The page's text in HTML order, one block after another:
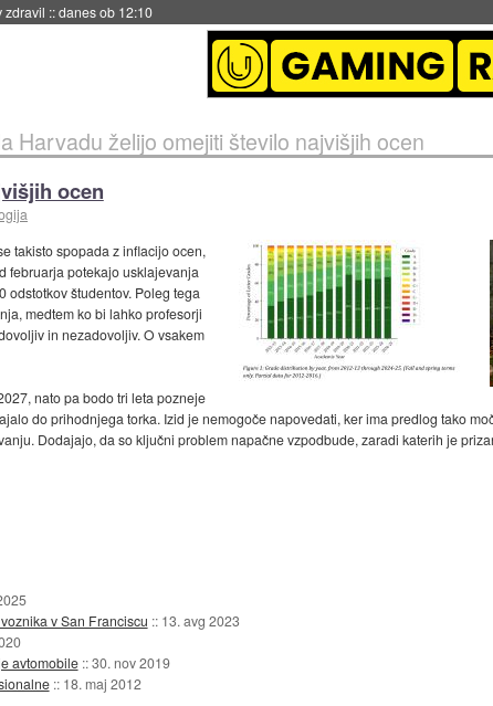
dve leti::danes ob 11:37
Harvadu želijo omejiti število najvišjih ocen
ocen
takisto spopada z inflacijo ocen,
februarja potekajo usklajevanja
odstotkov študentov. Poleg tega
medtem ko bi lahko profesorji
in nezadovoljiv. O vsakem
nato pa bodo tri leta pozneje
do prihodnjega torka. Izid je nemogoče napovedati, ker ima predlog tako
Dodajajo, da so ključni problem napačne vzpodbude, zaradi katerih je
v San Franciscu :: 13. avg 2023
avtomobile ::30. nov 2019
:: 18. maj 2012